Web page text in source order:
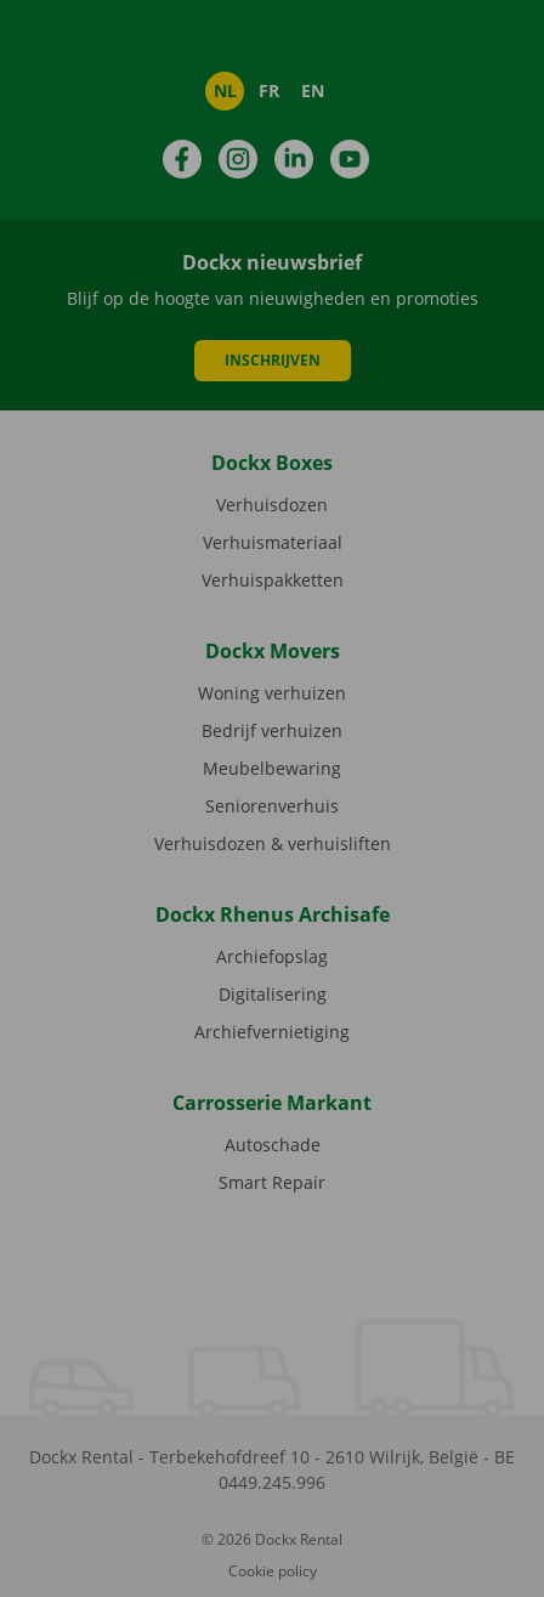
NL FR EN
FacebookInstagramLinkedIn
Dockx nieuwsbrief
Blijf op de hoogte van nieuwigheden en promoties
INSCHRIJVEN
Dockx Boxes
Verhuisdozen
Verhuismateriaal
Verhuispakketten
Dockx Movers
Woning verhuizen
Bedrijf verhuizen
Meubelbewaring
Seniorenverhuis
Verhuisdozen & verhuisliften
Dockx Rhenus Archisafe
Archiefopslag
Digitalisering
Archiefvernietiging
Carrosserie Markant
Autoschade
Smart Repair
Dockx Rental - Terbekehofdreef 10 - 2610 Wilrijk, België - BE
0449.245.996
© 2026 Dockx Rental
Cookie policy